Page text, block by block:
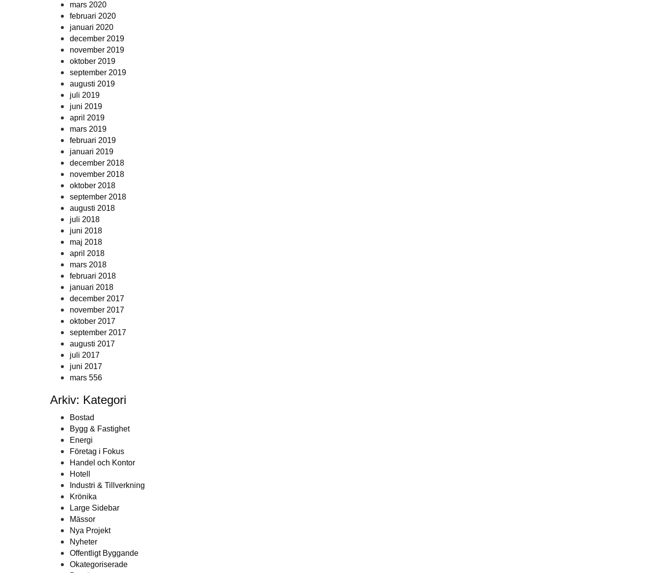
mars 2020
februari 2020
januari 2020
december 2019
november 2019
oktober 2019
september 2019
augusti 2019
juli 2019
juni 2019
april 2019
mars 2019
februari 2019
januari 2019
december 2018
november 2018
oktober 2018
september 2018
augusti 2018
juli 2018
juni 2018
maj 2018
april 2018
mars 2018
februari 2018
januari 2018
december 2017
november 2017
oktober 2017
september 2017
augusti 2017
juli 2017
juni 2017
mars 556
Arkiv: Kategori
Bostad
Bygg & Fastighet
Energi
Företag i Fokus
Handel och Kontor
Hotell
Industri & Tillverkning
Krönika
Large Sidebar
Mässor
Nya Projekt
Nyheter
Offentligt Byggande
Okategoriserade